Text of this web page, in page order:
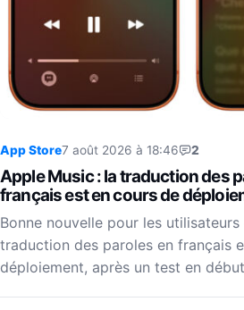
App Store7 août 2026 à 18:46 2
Apple Music : la traduction des
français est en cours de
Bonne nouvelle pour les
traduction des paroles en français
déploiement, après un test en